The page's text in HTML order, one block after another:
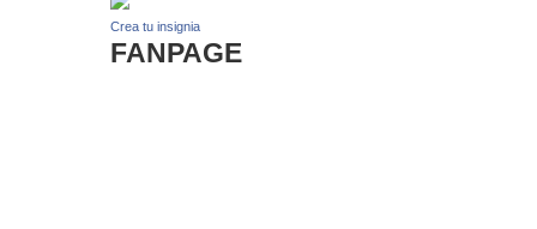
Crea tu insignia
FANPAGE